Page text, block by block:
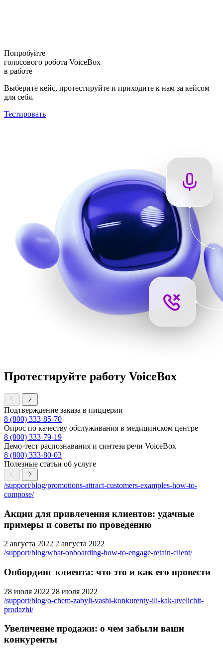
Попробуйте
голосового робота VoiceBox
в работе
Выберите кейс, протестируйте и приходите к нам за кейсом
для себя.
Тестировать
Протестируйте работу VoiceBox
Подтверждение заказа в пиццерии
8 (800) 333-85-70
Опрос по качеству обслуживания в медицинском центре
8 (800) 333-79-19
Демо-тест распознавания и синтеза речи VoiceBox
8 (800) 333-80-03
Полезные статьи об услуге
/support/blog/promotions-attract-customers-examples-how-to-
compose/
Акции для привлечения клиентов: удачные
примеры и советы по проведению
2 августа 2022 2 августа 2022
/support/blog/what-onboarding-how-to-engage-retain-client/
Онбординг клиента: что это и как его провести
28 июля 2022 28 июля 2022
/support/blog/o-chem-zabyli-vashi-konkurenty-ili-kak-uvelichit-
prodazhi/
Увеличение продажи: о чем забыли ваши
конкуренты